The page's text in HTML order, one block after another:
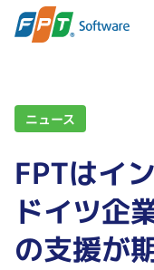
ニュース
FPTはイ
ドイツ企
の支援が